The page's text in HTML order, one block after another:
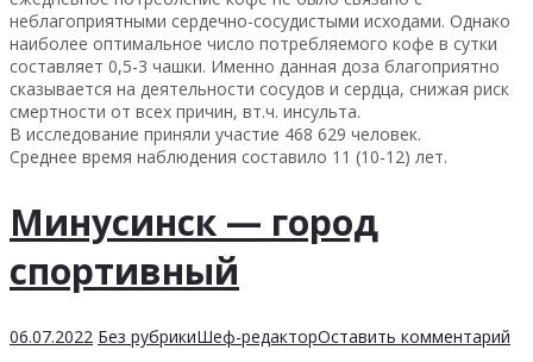
неблагоприятными сердечно-сосудистыми исходами. Однако
наиболее оптимальное число потребляемого кофе в сутки
составляет 0,5-3 чашки. Именно данная доза благоприятно
сказывается на деятельности сосудов и сердца, снижая риск
смертности от всех причин, вт.ч. инсульта.
В исследование приняли участие 468 629 человек.
Среднее время наблюдения составило 11 (10-12) лет.
Минусинск — город
спортивный
06.07.2022 Без рубрикиШеф-редакторОставить комментарий